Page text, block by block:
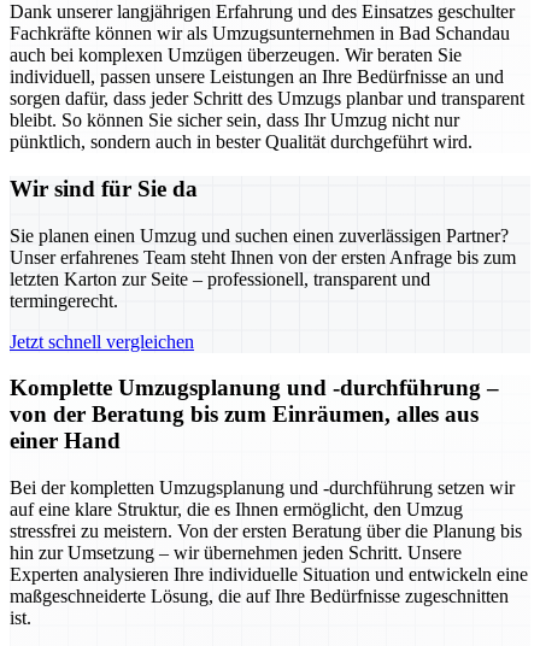
Dank unserer langjährigen Erfahrung und des Einsatzes geschulter
Fachkräfte können wir als Umzugsunternehmen in Bad Schandau
auch bei komplexen Umzügen überzeugen. Wir beraten Sie
individuell, passen unsere Leistungen an Ihre Bedürfnisse an und
sorgen dafür, dass jeder Schritt des Umzugs planbar und transparent
bleibt. So können Sie sicher sein, dass Ihr Umzug nicht nur
pünktlich, sondern auch in bester Qualität durchgeführt wird.
Wir sind für Sie da
Sie planen einen Umzug und suchen einen zuverlässigen Partner?
Unser erfahrenes Team steht Ihnen von der ersten Anfrage bis zum
letzten Karton zur Seite – professionell, transparent und
termingerecht.
Jetzt schnell vergleichen
Komplette Umzugsplanung und -durchführung –
von der Beratung bis zum Einräumen, alles aus
einer Hand
Bei der kompletten Umzugsplanung und -durchführung setzen wir
auf eine klare Struktur, die es Ihnen ermöglicht, den Umzug
stressfrei zu meistern. Von der ersten Beratung über die Planung bis
hin zur Umsetzung – wir übernehmen jeden Schritt. Unsere
Experten analysieren Ihre individuelle Situation und entwickeln eine
maßgeschneiderte Lösung, die auf Ihre Bedürfnisse zugeschnitten
ist.